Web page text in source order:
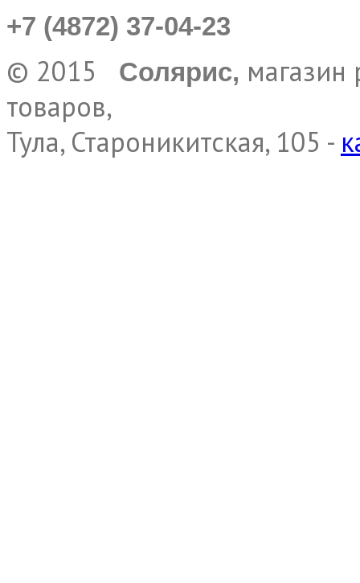
+7 (4872) 37-04-23
© 2015 Солярис, магазин
товаров,
Тула, Староникитская, 105 -